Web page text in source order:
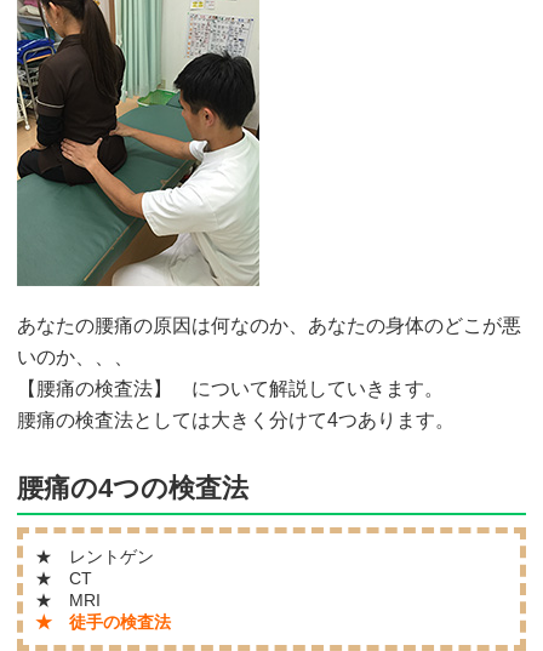
あなたの腰痛の原因は何なのか、あなたの身体のどこが悪
いのか、、、
【腰痛の検査法】 について解説していきます。
腰痛の検査法としては大きく分けて4つあります。
腰痛の4つの検査法
★ レントゲン
★ CT
★ MRI
★ 徒手の検査法